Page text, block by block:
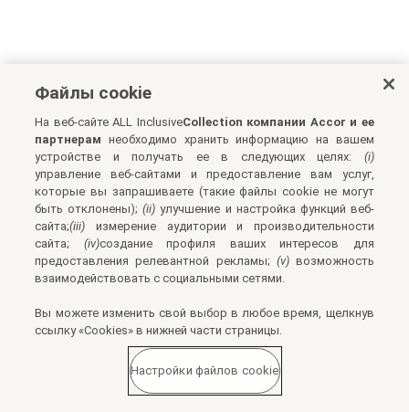
Файлы cookie
На веб-сайте ALL InclusiveCollection компании Accor и ее
партнерам необходимо хранить информацию на вашем
устройстве и получать ее в следующих целях: (i)
управление веб-сайтами и предоставление вам услуг,
которые вы запрашиваете (такие файлы cookie не могут
быть отклонены);(ii) улучшение и настройка функций веб-
сайта;(iii) измерение аудитории и производительности
сайта; (iv)создание профиля ваших интересов для
предоставления релевантной рекламы; (v)возможность
взаимодействовать с социальными сетями.
Вы можете изменить свой выбор в любое время, щелкнув
ссылку «Cookies» в нижней части страницы.
Настройки файлов cookie